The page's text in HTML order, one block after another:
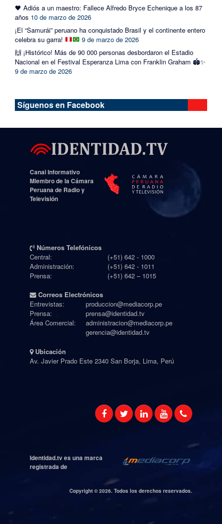
🖤 Adiós a un maestro: Fallece Alfredo Bryce Echenique a los 87
años 10 de marzo de 2026
¡El “Samurái” peruano ha conquistado Brasil y el continente entero
celebra su garra!
9 de marzo de 2026
🙌 ¡Histórico! Más de 90 000 personas desbordaron el Estadio
Nacional en el Festival Esperanza Lima con Franklin Graham 🏟️✨
9 de marzo de 2026
Síguenos en Facebook
Canal Informativo
Miembro de la Cámara
Peruana de Radio y
Televisión
Números Telefónicos
Central:
(+51) 642 - 1000
Administración:
(+51) 642 - 1011
Prensa:
(+51) 642 – 1015
Correos Electrónicos
Entrevistas:
produccion@mediacorp.pe
Prensa:
prensa@identidad.tv
Área Comercial:
administracion@mediacorp.pe
gerencia@identidad.tv
Ubicación
Av. Javier Prado Este 2340 San Borja, Lima, Perú
Identidad.tv es una marca
registrada de
Copyright © 2026. Todos los derechos reservados.